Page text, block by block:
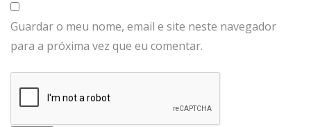
Guardar o meu nome, email e site neste navegador
para a próxima vez que eu comentar.